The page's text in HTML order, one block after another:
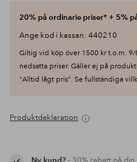
20% på ordinarie priser* + 5%
Ange kod i kassan: 440210
Giltig vid köp över 1500 kr t.o.m.
nedsatta priser. Gäller ej på
"Alltid lågt pris". Se fullständiga
Produktdeklaration